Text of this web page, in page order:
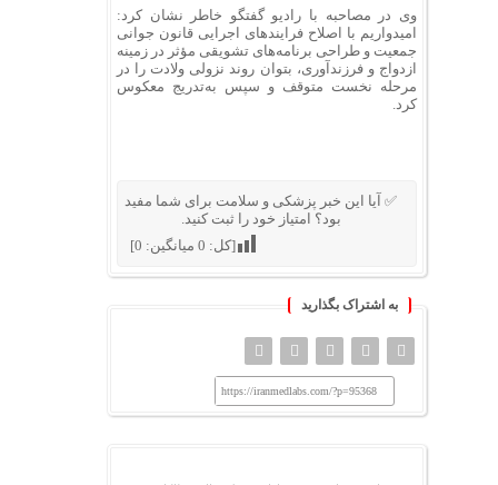
وی در مصاحبه با رادیو گفتگو خاطر نشان کرد:
امیدواریم با اصلاح فرایندهای اجرایی قانون جوانی
جمعیت و طراحی برنامه‌های تشویقی مؤثر در زمینه
ازدواج و فرزندآوری، بتوان روند نزولی ولادت را در
مرحله نخست متوقف و سپس به‌تدریج معکوس
کرد.
✅ آیا این خبر پزشکی و سلامت برای شما مفید
بود؟ امتیاز خود را ثبت کنید.
[کل: 0میانگین: 0
]
به اشتراک بگذارید
https://iranmedlabs.com/?p=95368